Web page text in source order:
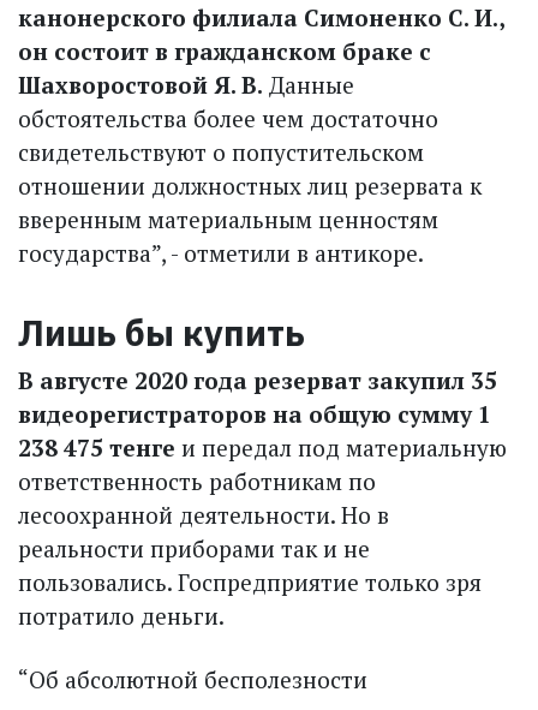
канонерского филиала Симоненко С. И.,
он состоит в гражданском браке с
Шахворостовой Я. В. Данные
обстоятельства более чем достаточно
свидетельствуют о попустительском
отношении должностных лиц резервата к
вверенным материальным ценностям
государства”, - отметили в антикоре.
Лишь бы купить
В августе 2020 года резерват закупил 35
видеорегистраторов на общую сумму 1
238 475 тенге и передал под материальную
ответственность работникам по
лесоохранной деятельности. Но в
реальности приборами так и не
пользовались. Госпредприятие только зря
потратило деньги.
“Об абсолютной бесполезности